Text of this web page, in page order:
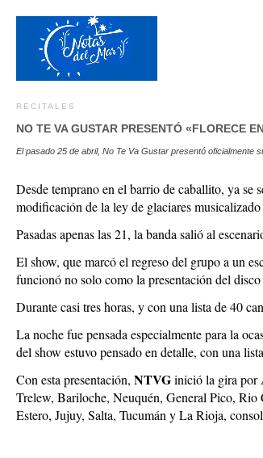
RECITALES
NO TE VA GUSTAR PRESENTÓ «FLORECE
El pasado 25 de abril, No Te Va Gustar presentó oficialmente
Desde temprano en el barrio de caballito, ya se
modificación de la ley de glaciares
Pasadas apenas las 21, la banda salió al
El show, que marcó el regreso del grupo a un
funcionó no solo como la presentación del
Durante casi tres horas, y con una lista de 40
La noche fue pensada especialmente para la
del show estuvo pensado en detalle, con una
Con esta presentación, NTVGinició la gira por
Trelew, Bariloche, Neuquén, General Pico, Rio
Estero, Jujuy, Salta, Tucumán y La Rioja,